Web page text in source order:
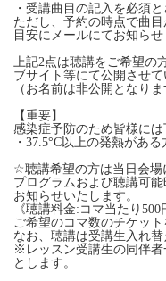
・受講曲目の記入を必須
ただし、予約の時点で曲
目安にメールにてお知らせ
上記2点は聴講をご希望の
ブサイト等にて公開させ
（お名前は非公開となりま
【重要】
感染症予防のため皆様には
・37.5°C以上の発熱があ
☆聴講希望の方は当日会場
プログラムおよび聴講可
お知らせいたします。
《聴講料金:コマ当たり
ご希望のコマ数のチケッ
なお、聴講は受講生入れ
※レッスン受講生の同伴
とします。